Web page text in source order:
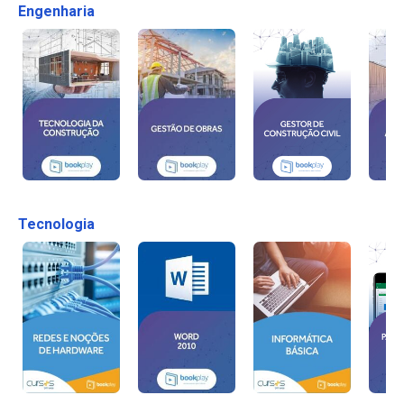
Engenharia
Tecnologia